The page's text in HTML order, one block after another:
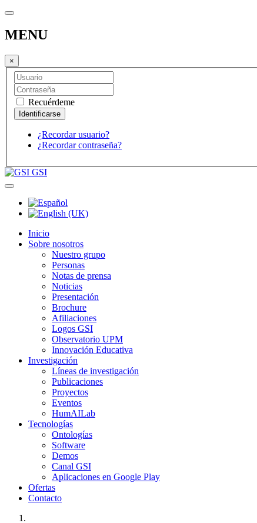
MENU
×
Recuérdeme
¿Recordar usuario?
¿Recordar contraseña?
GSI
Inicio
Sobre nosotros
Nuestro grupo
Personas
Notas de prensa
Noticias
Presentación
Brochure
Afiliaciones
Logos GSI
Observatorio UPM
Innovación Educativa
Investigación
Líneas de investigación
Publicaciones
Proyectos
Eventos
HumAILab
Tecnologías
Ontologías
Software
Demos
Canal GSI
Aplicaciones en Google Play
Ofertas
Contacto